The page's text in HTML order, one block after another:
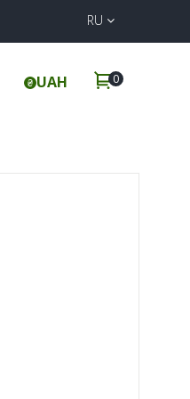
RU
UAH 0